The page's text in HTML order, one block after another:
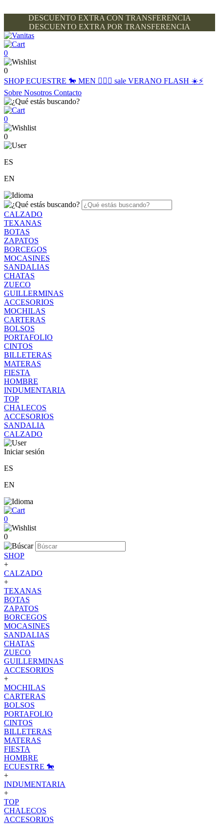
DESCUENTO EXTRA CON TRANSFERENCIA
DESCUENTO EXTRA POR TRANSFERENCIA
0
0
SHOPECUESTRE 🐎 MEN 🙋🏽‍♂️ sale VERANO FLASH ☀️⚡️
Sobre Nosotros Contacto
0
0
ES
EN
CALZADO
TEXANAS
BOTAS
ZAPATOS
BORCEGOS
MOCASINES
SANDALIAS
CHATAS
ZUECO
GUILLERMINAS
ACCESORIOS
MOCHILAS
CARTERAS
BOLSOS
PORTAFOLIO
CINTOS
BILLETERAS
MATERAS
FIESTA
HOMBRE
INDUMENTARIA
TOP
CHALECOS
ACCESORIOS
SANDALIA
CALZADO
Iniciar sesión
ES
EN
0
0
SHOP
+
CALZADO
+
TEXANAS
BOTAS
ZAPATOS
BORCEGOS
MOCASINES
SANDALIAS
CHATAS
ZUECO
GUILLERMINAS
ACCESORIOS
+
MOCHILAS
CARTERAS
BOLSOS
PORTAFOLIO
CINTOS
BILLETERAS
MATERAS
FIESTA
HOMBRE
ECUESTRE 🐎
+
INDUMENTARIA
+
TOP
CHALECOS
ACCESORIOS